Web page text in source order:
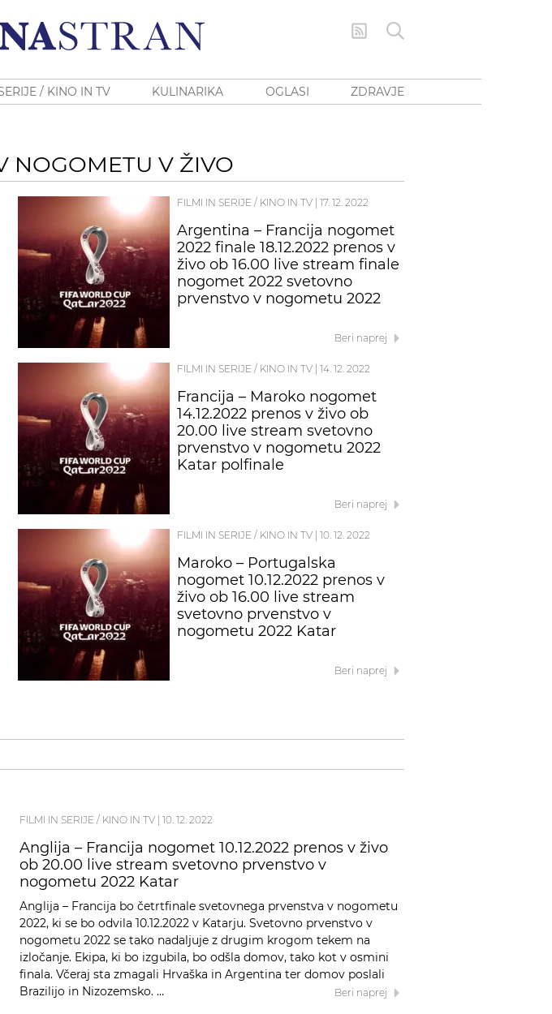
/ KINO IN TV KULINARIKA OGLASI ZDRAVJE
NOGOMETU V ŽIVO
FILMI IN SERIJE / KINO IN TV| 17. 12. 2022
Argentina – Francija nogomet
2022 finale 18.12.2022 prenos v
živo ob 16.00 live stream finale
nogomet 2022 svetovno
prvenstvo v nogometu 2022
Beri naprej
FILMI IN SERIJE / KINO IN TV| 14. 12. 2022
Francija – Maroko nogomet
14.12.2022 prenos v živo ob
20.00 live stream svetovno
prvenstvo v nogometu 2022
Katar polfinale
Beri naprej
FILMI IN SERIJE / KINO IN TV| 10. 12. 2022
Maroko – Portugalska
nogomet 10.12.2022 prenos v
živo ob 16.00 live stream
svetovno prvenstvo v
nogometu 2022 Katar
Beri naprej
FILMI IN SERIJE / KINO IN TV 10. 12. 2022
Anglija – Francija nogomet 10.12.2022 prenos v živo
ob 20.00 live stream svetovno prvenstvo v
nogometu 2022 Katar
Anglija – Francija bo četrtfinale svetovnega prvenstva v nogometu
2022, ki se bo odvila 10.12.2022 v Katarju. Svetovno prvenstvo v
nogometu 2022 se tako nadaljuje z drugim krogom tekem na
izločanje. Ekipa, ki bo izgubila, bo odšla domov, tako kot v osmini
finala. Včeraj sta zmagali Hrvaška in Argentina ter domov poslali
Brazilijo in Nizozemsko. …
Beri naprej